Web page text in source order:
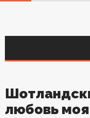
любовь моя